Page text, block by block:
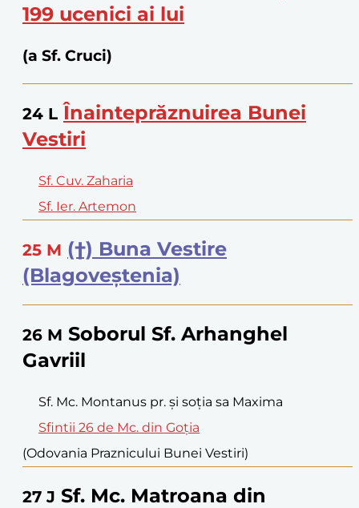
199 ucenici ai lui
(a Sf. Cruci)
24 L Înainteprăznuirea Bunei
Vestiri
Sf. Cuv. Zaharia
Sf. Ier. Artemon
25 M (†) Buna Vestire
(Blagoveştenia)
26 M Soborul Sf. Arhanghel
Gavriil
Sf. Mc. Montanus pr. şi soţia sa Maxima
Sfintii 26 de Mc. din Goţia
(Odovania Praznicului Bunei Vestiri)
27 J Sf. Mc. Matroana din